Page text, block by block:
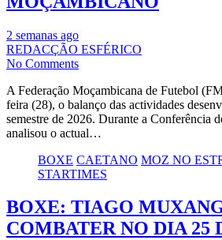
2 semanas ago
REDACÇÃO ESFÉRICO
No Comments
A Federação Moçambicana de Futebol
feira (28), o balanço das actividades
semestre de 2026. Durante a Conferência
analisou o actual…
BOXE CAETANO MOZ NO
STARTIMES
BOXE: TIAGO
COMBATER NO DIA 25